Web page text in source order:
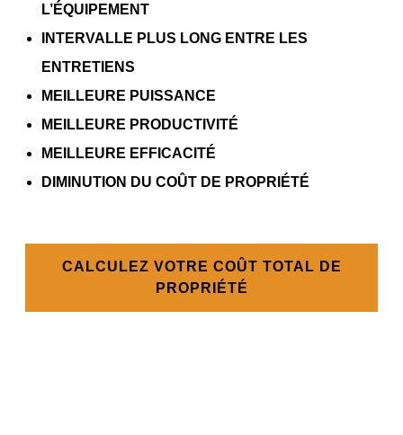
L’ÉQUIPEMENT
INTERVALLE PLUS LONG ENTRE LES
ENTRETIENS
MEILLEURE PUISSANCE
MEILLEURE PRODUCTIVITÉ
MEILLEURE EFFICACITÉ
DIMINUTION DU COÛT DE PROPRIÉTÉ
CALCULEZ VOTRE COÛT TOTAL DE
PROPRIÉTÉ